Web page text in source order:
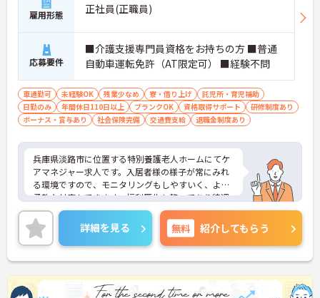
雇用形態 正社員(正職員)
応募要件
■介護支援専門員資格をお持ちの方 ■普通
自動車運転免許（AT限定可） ■経験不問
車通勤可 未経験OK 残業少なめ 寮・借り上げ
託児所・育児補助
日勤のみ
年間休日110日以上 ブランクOK 資格取得サポート
研修制度あり
ボーナス・賞与あり
社会保険完備 交通費支給 退職金制度あり
兵庫県淡路市に位置する特別養護老人ホームにてケ
アマネジャー求人です。入居者様の様子が常にみれ
る環境ですので、モニタリングもしやすいく、より
柔軟な対応もできます。福利厚生も整ってあり待遇
面も魅力です。ご興味のある方には、面接対策ポイ
ントなど、さらに詳細をお話いたしますので、お気
軽にご相談ください。
詳細を見る 無料 紹介してもらう